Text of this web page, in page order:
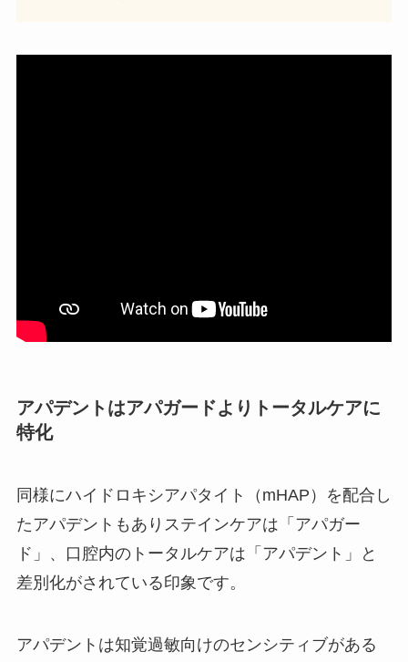
アパデントはアパガードよりトータルケアに
特化
同様にハイドロキシアパタイト（mHAP）を配合し
たアパデントもありステインケアは「アパガー
ド」、口腔内のトータルケアは「アパデント」と
差別化がされている印象です。
アパデントは知覚過敏向けのセンシティブがある